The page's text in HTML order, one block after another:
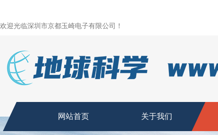
欢迎光临深圳市京都玉崎电子有限公司！
网站首页 关于我们